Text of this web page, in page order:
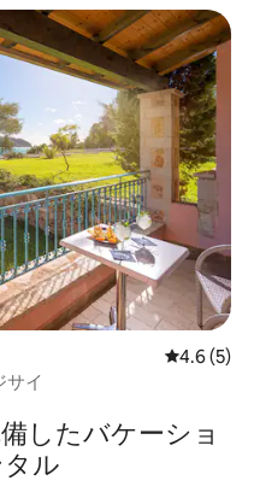
レビュー5
4.6 (5)
サイ
したバケーショ
ル